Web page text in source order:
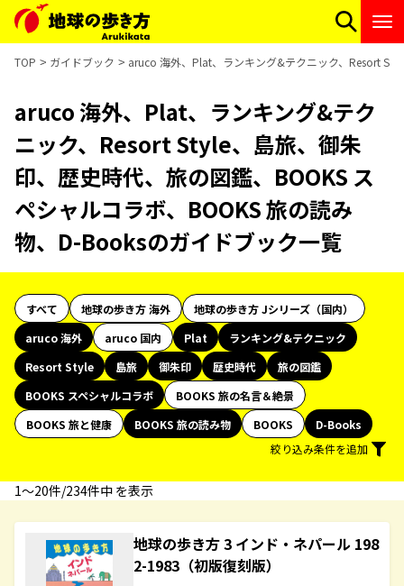
TOP ガイドブック aruco 海外、Plat、ランキング&テクニック、Resort
aruco 海外、Plat、ランキング&テク
ニック、Resort Style、島旅、御朱
印、歴史時代、旅の図鑑、BOOKS ス
ペシャルコラボ、BOOKS 旅の読み
物、D-Booksのガイドブック一覧
すべて 地球の歩き方 海外
地球の歩き方 Jシリーズ（国内）
aruco 海外
aruco 国内 Plat
ランキング&テクニック
Resort Style
島旅 御朱印 歴史時代
旅の図鑑
BOOKS スペシャルコラボ
BOOKS 旅の名言＆絶景
BOOKS 旅と健康
BOOKS 旅の読み物 BOOKS
D-Books
絞り込み条件を追加
1〜20件/234件中 を表示
地球の歩き方 3 インド・ネパール 198
2-1983（初版復刻版）